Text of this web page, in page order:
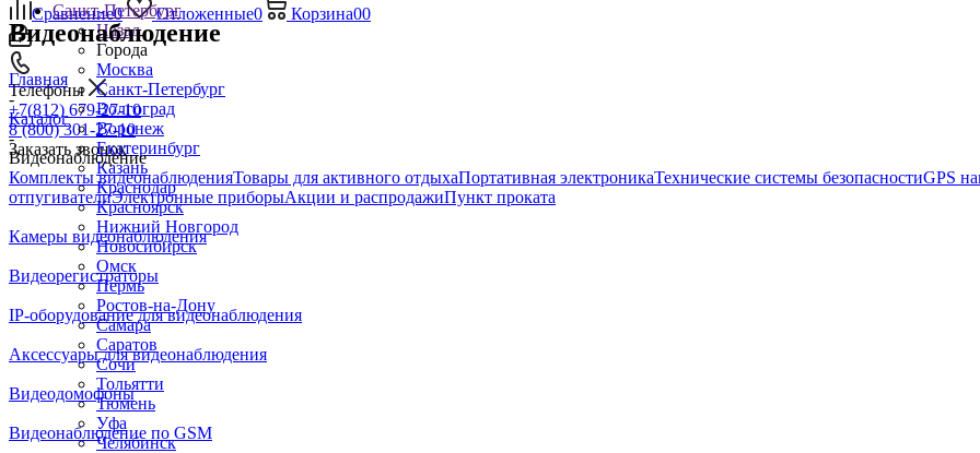
Сравнение0 Отложенные0 Корзина00
Телефоны
+7(812) 679-27-10
8 (800) 301-27-10
Заказать звонок
Санкт-Петербург
Назад
Города
Москва
Санкт-Петербург
Волгоград
Воронеж
Екатеринбург
Казань
Краснодар
Красноярск
Нижний Новгород
Новосибирск
Омск
Пермь
Ростов-на-Дону
Самара
Саратов
Сочи
Тольятти
Тюмень
Уфа
Челябинск
Видеонаблюдение
Главная
-
Каталог
-
Видеонаблюдение
Комплекты видеонаблюденияТовары для активного отдыхаПортативная электроникаТехнические системы безопасностиGPS
отпугивателиЭлектронные приборыАкции и распродажиПункт проката
Камеры видеонаблюдения
Видеорегистраторы
IP-оборудование для видеонаблюдения
Аксессуары для видеонаблюдения
Видеодомофоны
Видеонаблюдение по GSM